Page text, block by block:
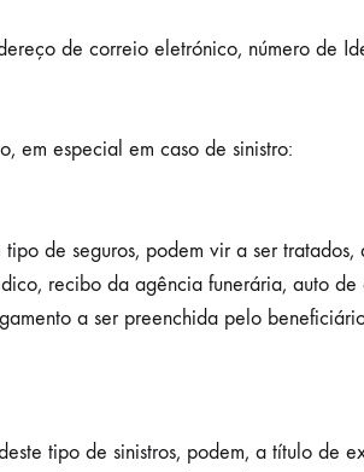
de correio eletrónico, número de
em especial em caso de sinistro:
de seguros, podem vir a ser
recibo da agência funerária, auto
a ser preenchida pelo
tipo de sinistros, podem, a título de